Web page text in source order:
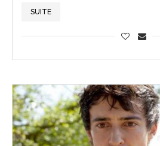
SUITE